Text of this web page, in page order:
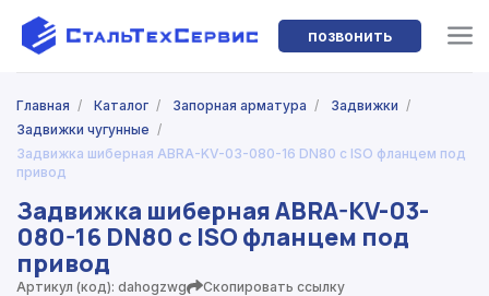
позвонить
Главная / Каталог / Запорная арматура / Задвижки /
Задвижки чугунные /
Задвижка шиберная ABRA-KV-03-080-16 DN80 c ISO фланцем под
привод
Задвижка шиберная ABRA-KV-03-
080-16 DN80 c ISO фланцем под
привод
Артикул (код): dahogzwg Скопировать ссылку